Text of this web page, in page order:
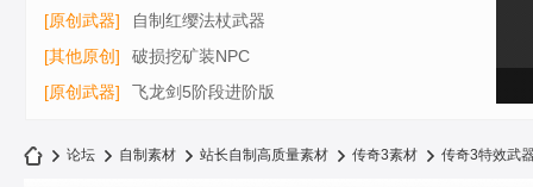
[原创武器]
自制红缨法杖武器
[其他原创]
破损挖矿装NPC
[原创武器]
飞龙剑5阶段进阶版
论坛 自制素材 站长自制高质量素材 传奇3素材 传奇3特效武